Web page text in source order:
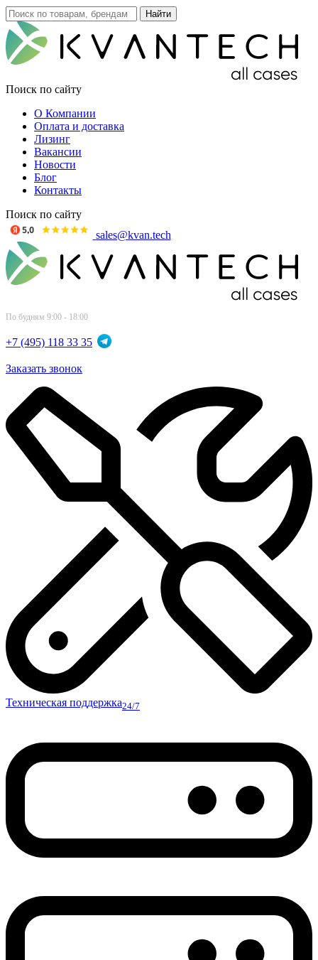
Поиск по сайту
О Компании
Оплата и доставка
Лизинг
Вакансии
Новости
Блог
Контакты
Поиск по сайту
sales@kvan.tech
По будням 9:00 - 18:00
+7 (495) 118 33 35
Заказать звонок
Техническая поддержка24/7